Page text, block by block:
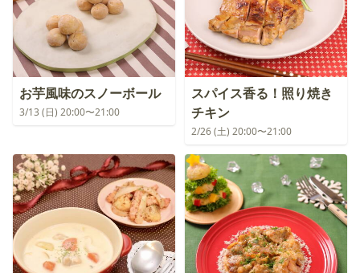
お芋風味のスノーボール
3/13 (日) 20:00〜21:00
スパイス香る！照り焼き
チキン
2/26 (土) 20:00〜21:00